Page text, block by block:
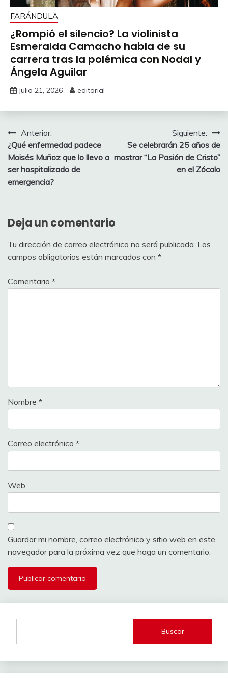
FARÁNDULA
¿Rompió el silencio? La violinista
Esmeralda Camacho habla de su
carrera tras la polémica con Nodal y
Ángela Aguilar
julio 21, 2026 editorial
Navegación
de
entradas
Anterior:
¿Qué enfermedad padece
Moisés Muñoz que lo llevo a
ser hospitalizado de
emergencia?
Siguiente:
Se celebrarán 25 años de
mostrar “La Pasión de Cristo”
en el Zócalo
Deja un comentario
Tu dirección de correo electrónico no será publicada. Los
campos obligatorios están marcados con *
Comentario *
Nombre *
Correo electrónico *
Web
Guardar mi nombre, correo electrónico y sitio web en este
navegador para la próxima vez que haga un comentario.
Buscar